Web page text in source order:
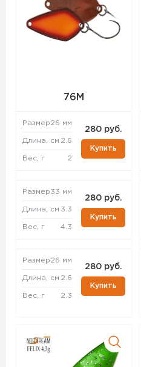
76M
Размер26 мм
Длина, см 2.6
Вес, г 2
280 руб.
Купить
Размер33 мм
Длина, см 3.3
Вес, г 4.3
280 руб.
Купить
Размер26 мм
Длина, см 2.6
Вес, г 2.3
280 руб.
Купить